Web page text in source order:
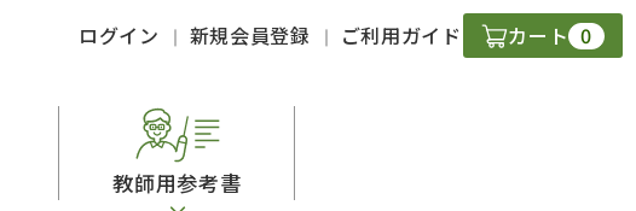
ログイン 新規会員登録 ご利用ガイド カート 0
教師用参考書